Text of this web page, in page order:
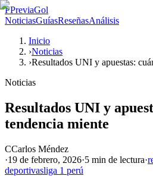
PPreviaGol
NoticiasGuíasReseñasAnálisis
Inicio
›Noticias
›Resultados UNI y apuestas:
Noticias
Resultados UNI y
tendencia miente
CCarlos Méndez
·19 de febrero, 2026·5 min de lectura·
deportivasliga 1 perú